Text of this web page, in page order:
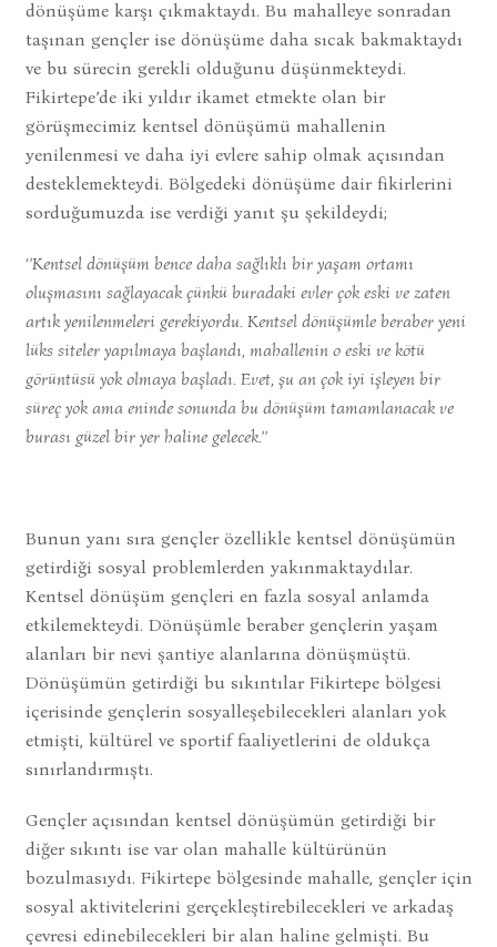
dönüşüme karşı çıkmaktaydı. Bu mahalleye sonradan
taşınan gençler ise dönüşüme daha sıcak bakmaktaydı
ve bu sürecin gerekli olduğunu düşünmekteydi.
Fikirtepe’de iki yıldır ikamet etmekte olan bir
görüşmecimiz kentsel dönüşümü mahallenin
yenilenmesi ve daha iyi evlere sahip olmak açısından
desteklemekteydi. Bölgedeki dönüşüme dair fikirlerini
sorduğumuzda ise verdiği yanıt şu şekildeydi;
‘’Kentsel dönüşüm bence daha sağlıklı bir yaşam ortamı
oluşmasını sağlayacak çünkü buradaki evler çok eski ve zaten
artık yenilenmeleri gerekiyordu. Kentsel dönüşümle beraber yeni
lüks siteler yapılmaya başlandı, mahallenin o eski ve kötü
görüntüsü yok olmaya başladı. Evet, şu an çok iyi işleyen bir
süreç yok ama eninde sonunda bu dönüşüm tamamlanacak ve
burası güzel bir yer haline gelecek.’’
Bunun yanı sıra gençler özellikle kentsel dönüşümün
getirdiği sosyal problemlerden yakınmaktaydılar.
Kentsel dönüşüm gençleri en fazla sosyal anlamda
etkilemekteydi. Dönüşümle beraber gençlerin yaşam
alanları bir nevi şantiye alanlarına dönüşmüştü.
Dönüşümün getirdiği bu sıkıntılar Fikirtepe bölgesi
içerisinde gençlerin sosyalleşebilecekleri alanları yok
etmişti, kültürel ve sportif faaliyetlerini de oldukça
sınırlandırmıştı.
Gençler açısından kentsel dönüşümün getirdiği bir
diğer sıkıntı ise var olan mahalle kültürünün
bozulmasıydı. Fikirtepe bölgesinde mahalle, gençler için
sosyal aktivitelerini gerçekleştirebilecekleri ve arkadaş
çevresi edinebilecekleri bir alan haline gelmişti. Bu